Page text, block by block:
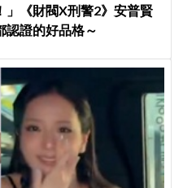
」《財閥X刑警2》安普賢
認證的好品格～